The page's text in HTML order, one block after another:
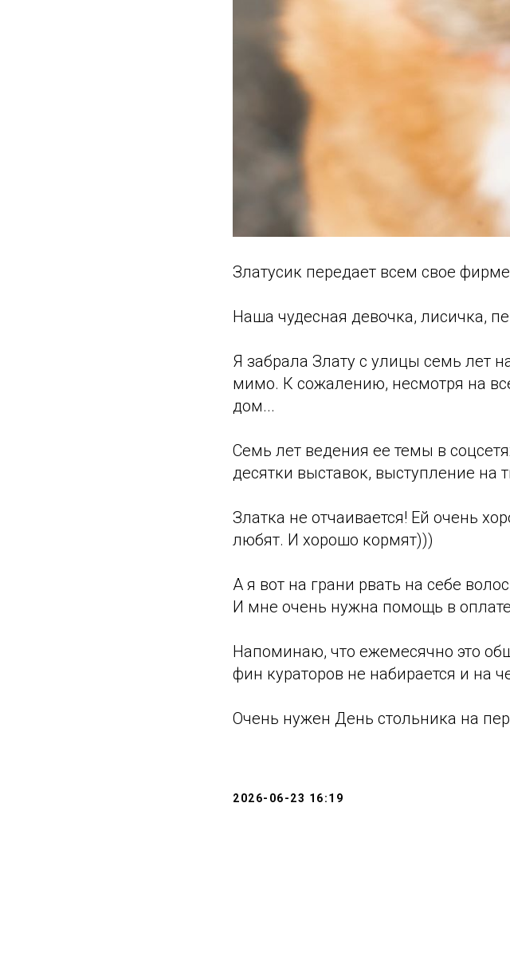
Златусик передает всем свое
Наша чудесная девочка, лисичка,
Я забрала Злату с улицы семь лет
мимо. К сожалению, несмотря на
дом...
Семь лет ведения ее темы в
десятки выставок, выступление на
Златка не отчаивается! Ей очень
любят. И хорошо кормят)))
А я вот на грани рвать на себе
И мне очень нужна помощь в
Напоминаю, что ежемесячно это
фин кураторов не набирается и на
Очень нужен День стольника на
2026-06-23 16:19